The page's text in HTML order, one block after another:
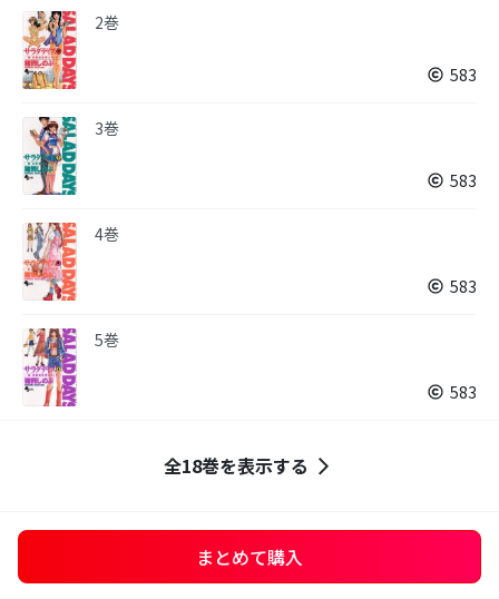
2巻
583
3巻
583
4巻
583
5巻
583
全18巻を表示する
まとめて購入